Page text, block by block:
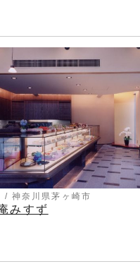
神奈川県茅ヶ崎市
みすず